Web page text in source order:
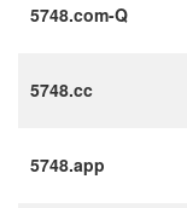
5748.com-Q
5748.cc
5748.app